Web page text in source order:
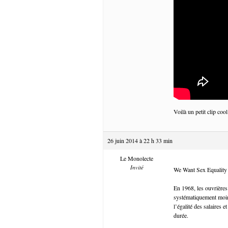
Voilà un petit clip
26 juin 2014 à 22 h 33 min
Le Monolecte
Invité We Want Sex
En 1968, les
systématiquement
l’égalité des salaires
durée.